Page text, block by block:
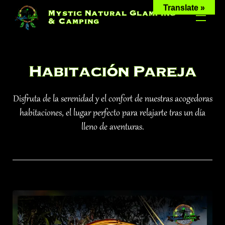
Skip
content
Mystic Natural Glamping
& Camping
Habitación Pareja
Disfruta de la serenidad y el confort de nuestras acogedoras
habitaciones, el lugar perfecto para relajarte tras un día
lleno de aventuras.
Translate »